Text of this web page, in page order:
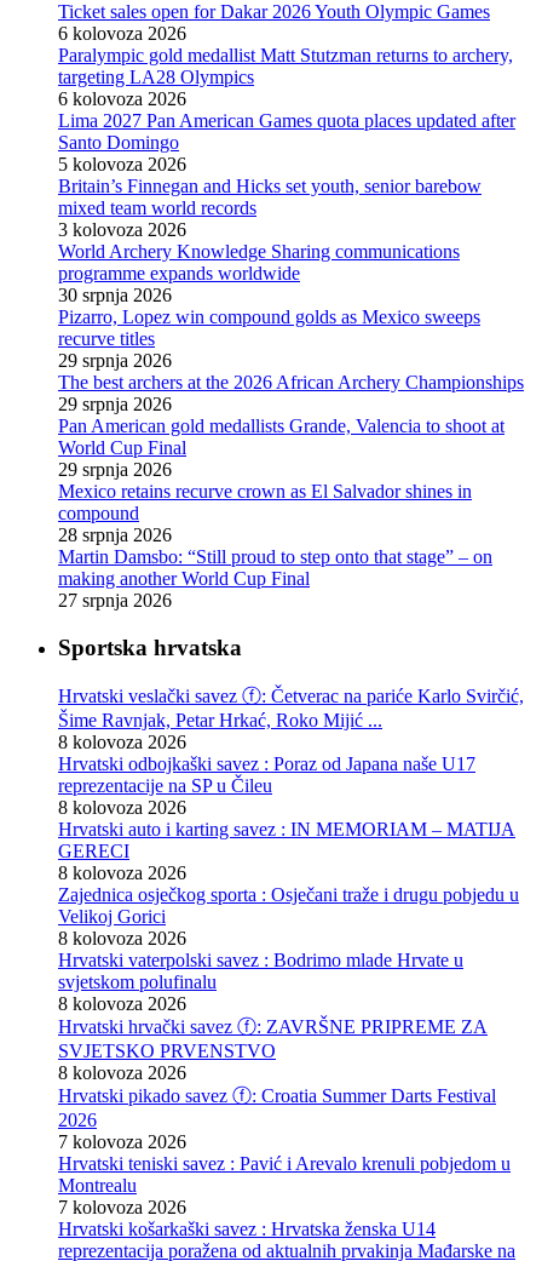
Ticket sales open for Dakar 2026 Youth Olympic Games
6 kolovoza 2026
Paralympic gold medallist Matt Stutzman returns to archery,
targeting LA28 Olympics
6 kolovoza 2026
Lima 2027 Pan American Games quota places updated after
Santo Domingo
5 kolovoza 2026
Britain’s Finnegan and Hicks set youth, senior barebow
mixed team world records
3 kolovoza 2026
World Archery Knowledge Sharing communications
programme expands worldwide
30 srpnja 2026
Pizarro, Lopez win compound golds as Mexico sweeps
recurve titles
29 srpnja 2026
The best archers at the 2026 African Archery Championships
29 srpnja 2026
Pan American gold medallists Grande, Valencia to shoot at
World Cup Final
29 srpnja 2026
Mexico retains recurve crown as El Salvador shines in
compound
28 srpnja 2026
Martin Damsbo: “Still proud to step onto that stage” – on
making another World Cup Final
27 srpnja 2026
Sportska hrvatska
Hrvatski veslački savez ⓕ: Četverac na pariće Karlo Svirčić,
Šime Ravnjak, Petar Hrkać, Roko Mijić ...
8 kolovoza 2026
Hrvatski odbojkaški savez : Poraz od Japana naše U17
reprezentacije na SP u Čileu
8 kolovoza 2026
Hrvatski auto i karting savez : IN MEMORIAM – MATIJA
GERECI
8 kolovoza 2026
Zajednica osječkog sporta : Osječani traže i drugu pobjedu u
Velikoj Gorici
8 kolovoza 2026
Hrvatski vaterpolski savez : Bodrimo mlade Hrvate u
svjetskom polufinalu
8 kolovoza 2026
Hrvatski hrvački savez ⓕ: ZAVRŠNE PRIPREME ZA
SVJETSKO PRVENSTVO
8 kolovoza 2026
Hrvatski pikado savez ⓕ: Croatia Summer Darts Festival
2026
7 kolovoza 2026
Hrvatski teniski savez : Pavić i Arevalo krenuli pobjedom u
Montrealu
7 kolovoza 2026
Hrvatski košarkaški savez : Hrvatska ženska U14
reprezentacija poražena od aktualnih prvakinja Mađarske na